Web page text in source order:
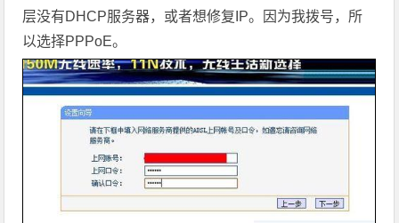
层没有DHCP服务器，或者想修复IP。因为我拨号，所
以选择PPPoE。